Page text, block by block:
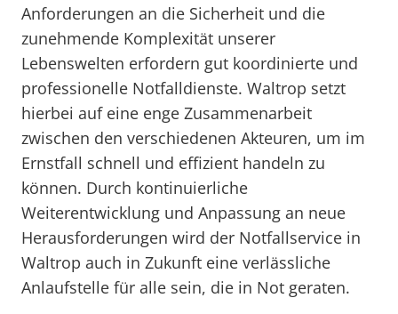
Anforderungen an die Sicherheit und die
zunehmende Komplexität unserer
Lebenswelten erfordern gut koordinierte und
professionelle Notfalldienste. Waltrop setzt
hierbei auf eine enge Zusammenarbeit
zwischen den verschiedenen Akteuren, um im
Ernstfall schnell und effizient handeln zu
können. Durch kontinuierliche
Weiterentwicklung und Anpassung an neue
Herausforderungen wird der Notfallservice in
Waltrop auch in Zukunft eine verlässliche
Anlaufstelle für alle sein, die in Not geraten.